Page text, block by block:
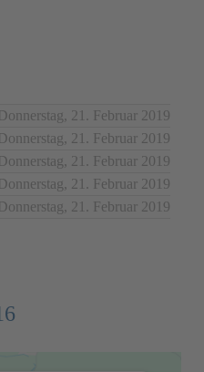
Donnerstag, 21. Februar 2019
Donnerstag, 21. Februar 2019
Donnerstag, 21. Februar 2019
Donnerstag, 21. Februar 2019
Donnerstag, 21. Februar 2019